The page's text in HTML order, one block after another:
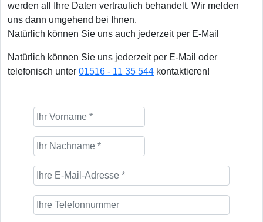
werden all Ihre Daten vertraulich behandelt. Wir melden
uns dann umgehend bei Ihnen.
Natürlich können Sie uns auch jederzeit per E-Mail
Natürlich können Sie uns jederzeit per E-Mail oder
telefonisch unter 01516 - 11 35 544 kontaktieren!